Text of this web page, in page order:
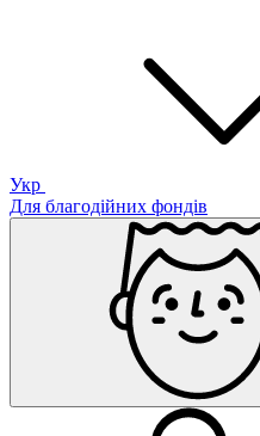
Укр
Для благодійних фондів